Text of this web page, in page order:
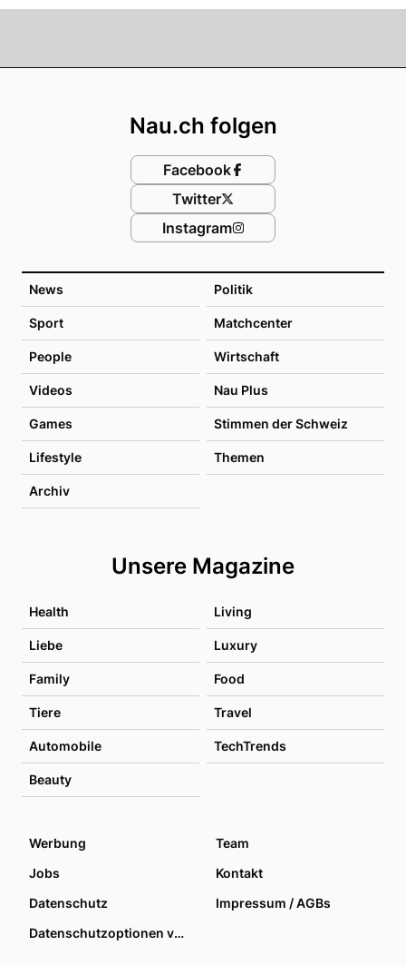
News Politik
Sport Matchcenter
People Wirtschaft
Videos Nau Plus
Games Stimmen der Schweiz
Lifestyle Themen
Archiv
Unsere Magazine
Health Living
Liebe Luxury
Family Food
Tiere Travel
Automobile TechTrends
Beauty
Nau.ch folgen
Facebook
Twitter
Instagram
Werbung
Team
Jobs
Kontakt
Datenschutz
Impressum / AGBs
Datenschutzoptionen verwalten